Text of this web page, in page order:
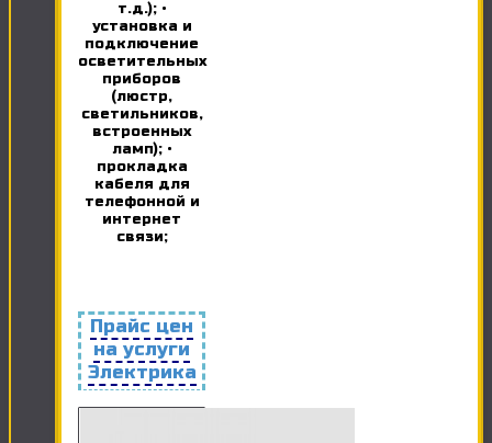
т.д.); •
установка и
подключение
осветительных
приборов
(люстр,
светильников,
встроенных
ламп); •
прокладка
кабеля для
телефонной и
интернет
связи;
Прайс цен
на услуги
Электрика